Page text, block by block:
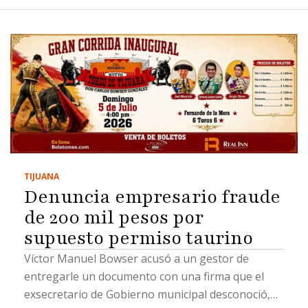
TIJUANA
Denuncia empresario fraude
de 200 mil pesos por
supuesto permiso taurino
Víctor Manuel Bowser acusó a un gestor de
entregarle un documento con una firma que el
exsecretario de Gobierno municipal desconoció,